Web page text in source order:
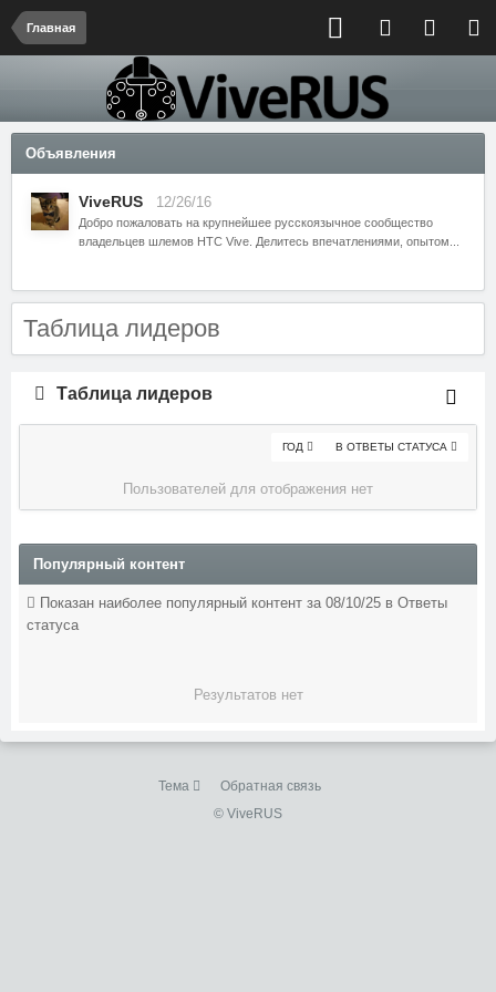
Главная
Объявления
ViveRUS 12/26/16
Добро пожаловать на крупнейшее русскоязычное сообщество
владельцев шлемов HTC Vive. Делитесь впечатлениями, опытом...
Таблица лидеров
Таблица лидеров
В ОТВЕТЫ СТАТУСА
ГОД
Пользователей для отображения нет
Популярный контент
Показан наиболее популярный контент за 08/10/25 в Ответы
статуса
Результатов нет
Тема
Обратная связь
© ViveRUS